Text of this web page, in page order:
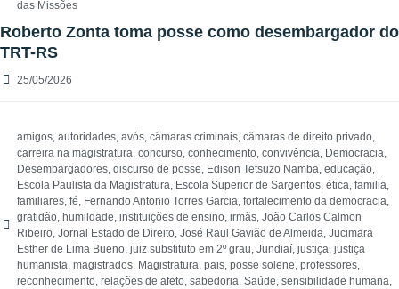
das Missões
Roberto Zonta toma posse como desembargador do
TRT-RS
25/05/2026
amigos, autoridades, avós, câmaras criminais, câmaras de direito privado,
carreira na magistratura, concurso, conhecimento, convivência, Democracia,
Desembargadores, discurso de posse, Edison Tetsuzo Namba, educação,
Escola Paulista da Magistratura, Escola Superior de Sargentos, ética, familia,
familiares, fé, Fernando Antonio Torres Garcia, fortalecimento da democracia,
gratidão, humildade, instituições de ensino, irmãs, João Carlos Calmon
Ribeiro, Jornal Estado de Direito, José Raul Gavião de Almeida, Jucimara
Esther de Lima Bueno, juiz substituto em 2º grau, Jundiaí, justiça, justiça
humanista, magistrados, Magistratura, pais, posse solene, professores,
reconhecimento, relações de afeto, sabedoria, Saúde, sensibilidade humana,